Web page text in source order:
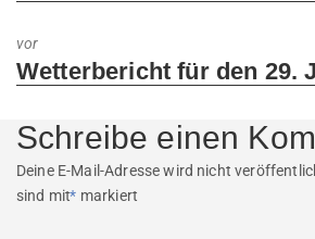
vor
Next
Wetterbericht für den 29.
Schreibe einen
Deine E-Mail-Adresse wird nicht
sind mit* markiert